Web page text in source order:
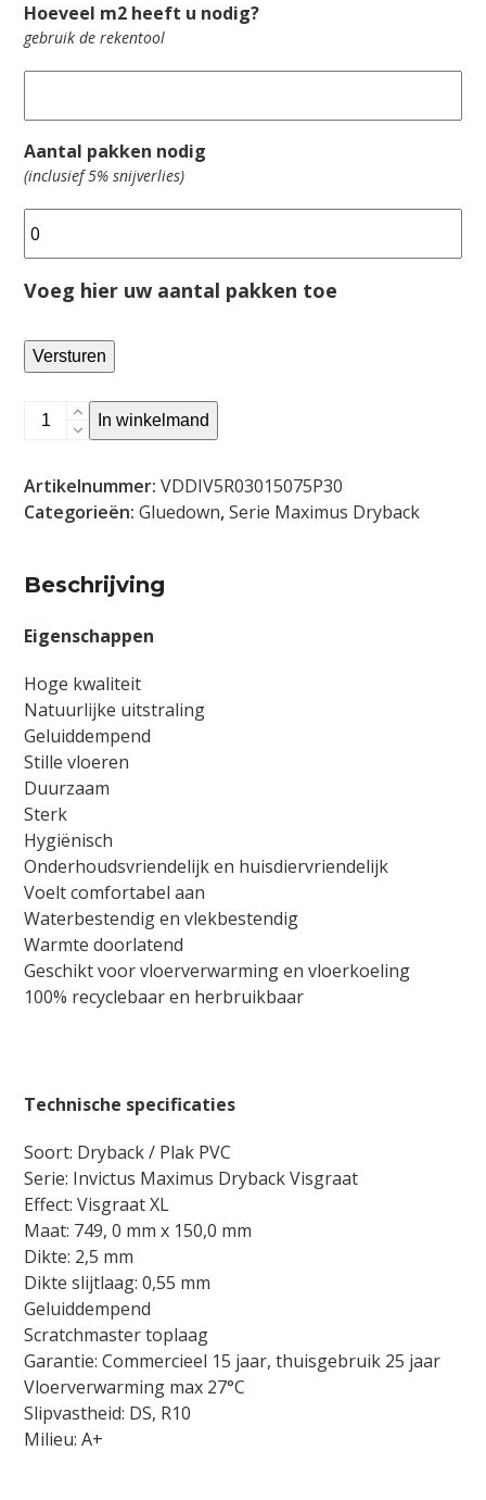
Hoeveel m2 heeft u nodig?
gebruik de rekentool
Aantal pakken nodig
(inclusief 5% snijverlies)
Voeg hier uw aantal pakken toe
Versturen
DIVINE
Pure
XL
In winkelmand
Artikelnummer:VDDIV5R03015075P30
Categorieën:Gluedown,Serie Maximus Dryback
Beschrijving
Eigenschappen
Hoge kwaliteit
Natuurlijke uitstraling
Geluiddempend
Stille vloeren
Duurzaam
Sterk
Hygiënisch
Onderhoudsvriendelijk en huisdiervriendelijk
Voelt comfortabel aan
Waterbestendig en vlekbestendig
Warmte doorlatend
Geschikt voor vloerverwarming en vloerkoeling
100% recyclebaar en herbruikbaar
Technische specificaties
Soort: Dryback / Plak PVC
Serie: Invictus Maximus Dryback Visgraat
Effect: Visgraat XL
Maat: 749, 0 mm x 150,0 mm
Dikte: 2,5 mm
Dikte slijtlaag: 0,55 mm
Geluiddempend
Scratchmaster toplaag
Garantie: Commercieel 15 jaar, thuisgebruik 25 jaar
Vloerverwarming max 27°C
Slipvastheid: DS, R10
Milieu: A+